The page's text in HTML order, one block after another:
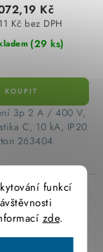
funkcí
zde.
(29 ks)
Kč bez DPH
Kč
3p 2 A / 400 V,
C, 10 kA, IP20
263404